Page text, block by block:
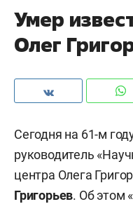
Умер
Олег
Сегодня на 61-м
руководитель
центра Олега
Григорьев. Об этом